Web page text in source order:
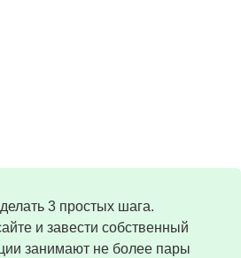
3 простых шага.
и завести собственный
занимают не более пары